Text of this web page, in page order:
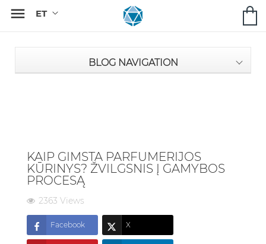

BLOG NAVIGATION
KAIP GIMSTA PARFUMERIJOS
KŪRINYS? ŽVILGSNIS Į GAMYBOS
PROCESĄ
2363 Views
Facebook X